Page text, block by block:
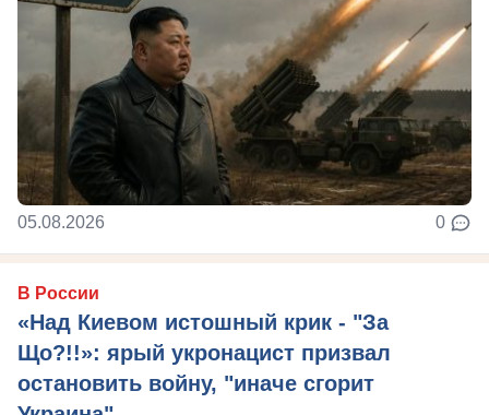
05.08.2026 0
В России
«Над Киевом истошный крик - "За
Що?!!»: ярый укронацист призвал
остановить войну, "иначе сгорит